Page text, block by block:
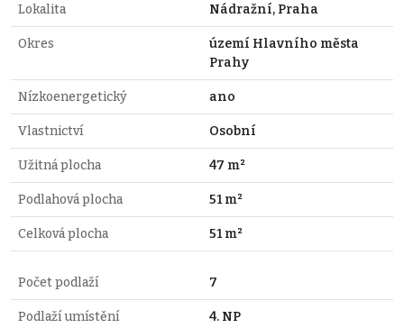
Lokalita Nádražní, Praha
Okres
území Hlavního města
Prahy
Nízkoenergetický ano
Vlastnictví Osobní
Užitná plocha 47 m²
Podlahová plocha 51 m²
Celková plocha 51 m²
Počet podlaží 7
Podlaží umístění 4. NP